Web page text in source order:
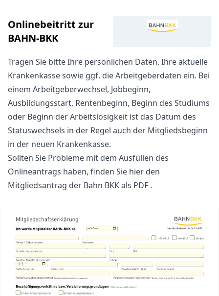
Onlinebeitritt zur
BAHN-BKK
Tragen Sie bitte Ihre persönlichen Daten, Ihre aktuelle
Krankenkasse sowie ggf. die Arbeitgeberdaten ein. Bei
einem Arbeitgeberwechsel, Jobbeginn,
Ausbildungsstart, Rentenbeginn, Beginn des Studiums
oder Beginn der Arbeitslosigkeit ist das Datum des
Statuswechsels in der Regel auch der Mitgliedsbeginn
in der neuen Krankenkasse.
Sollten Sie Probleme mit dem Ausfüllen des
Onlineantrags haben, finden Sie hier den
Mitgliedsantrag der Bahn BKKals PDF .